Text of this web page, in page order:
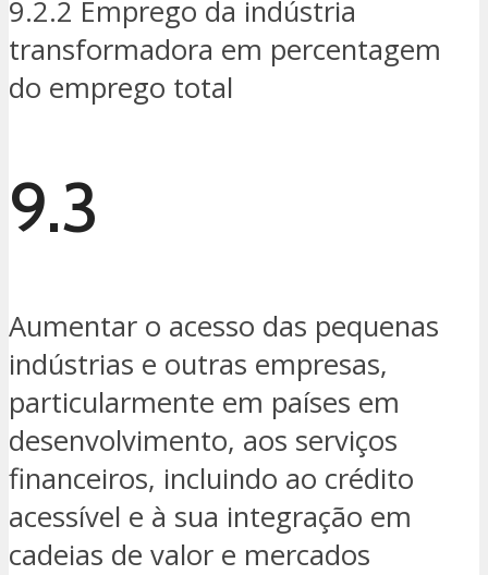
9.2.2 Emprego da indústria
transformadora em percentagem
do emprego total
9.3
Aumentar o acesso das pequenas
indústrias e outras empresas,
particularmente em países em
desenvolvimento, aos serviços
financeiros, incluindo ao crédito
acessível e à sua integração em
cadeias de valor e mercados